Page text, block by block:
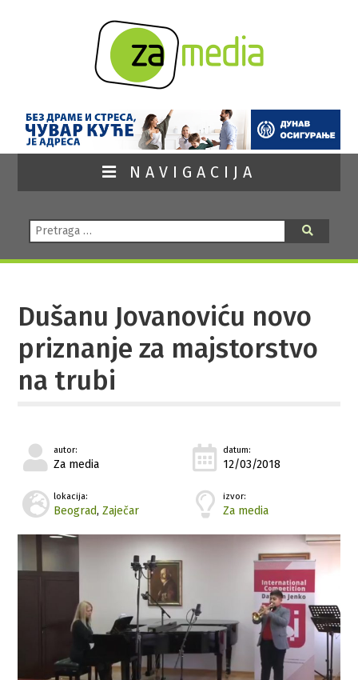
NAVIGACIJA
Pretraga:
Dušanu Jovanoviću novo
priznanje za majstorstvo
na trubi
autor:
Za media
datum:
12/03/2018
lokacija:
Beograd,Zaječar
izvor:
Za media